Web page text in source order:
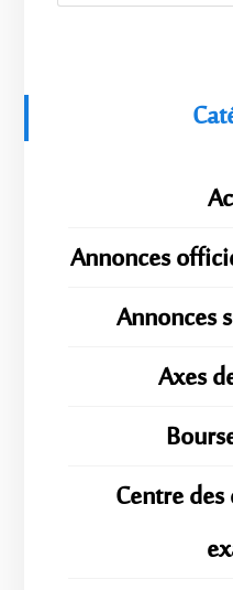
Annonces
Annonces
Axes
Centre